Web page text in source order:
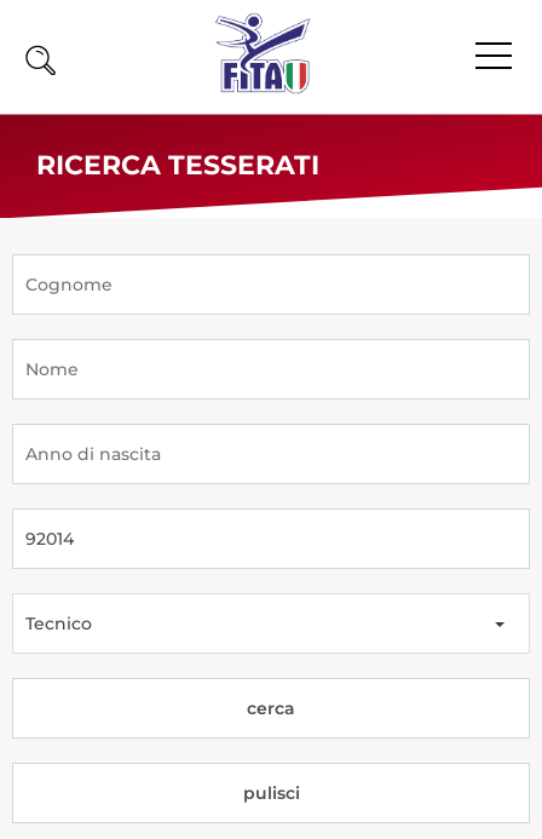
News
Olimpiadi
Atleti Poomsae e Freestyle
Tesseramento
Licenze WT
Formazione
Rivista Olympic Dream
RICERCA TESSERATI
Tecnico
cerca
pulisci